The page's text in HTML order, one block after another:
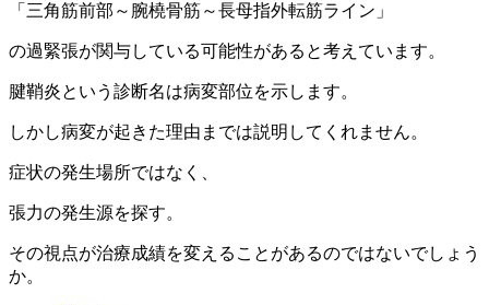
「三角筋前部～腕橈骨筋～長母指外転筋ライン」
の過緊張が関与している可能性があると考えています。
腱鞘炎という診断名は病変部位を示します。
しかし病変が起きた理由までは説明してくれません。
症状の発生場所ではなく、
張力の発生源を探す。
その視点が治療成績を変えることがあるのではないでしょう
か。